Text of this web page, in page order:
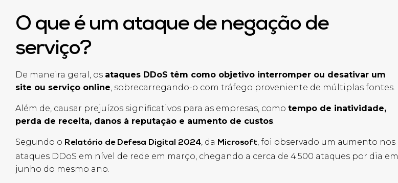
O que é um ataque de negação de
serviço?
De maneira geral, os ataques DDoS têm como objetivo interromper ou desativar um
site ou serviço online , sobrecarregando-o com tráfego proveniente de múltiplas fontes.
Além de, causar prejuízos significativos para as empresas, como tempo de inatividade,
perda de receita, danos à reputação e aumento de custos
Segundo o Relatório de Defesa Digital 2024 , da Microsoft , foi observado um aumento nos
ataques DDoS em nível de rede em março, chegando a cerca de 4.500 ataques por dia em
junho do mesmo ano.